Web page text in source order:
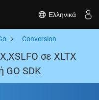
Ελληνικά
Conversion
σε XLTX
GO SDK